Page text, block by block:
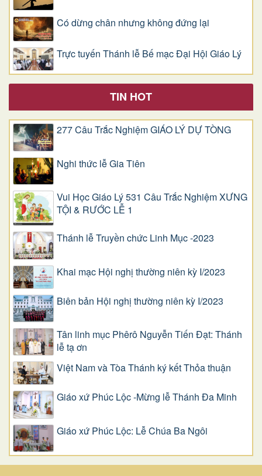
Có dừng chân nhưng không đứng lại
Trực tuyến Thánh lễ Bế mạc Đại Hội Giáo Lý
TIN HOT
277 Câu Trắc Nghiệm GIÁO LÝ DỰ TÒNG
Nghi thức lễ Gia Tiên
Vui Học Giáo Lý 531 Câu Trắc Nghiệm XƯNG
TỘI & RƯỚC LỄ 1
Thánh lễ Truyền chức Linh Mục -2023
Khai mạc Hội nghị thường niên kỳ I/2023
Biên bản Hội nghị thường niên kỳ I/2023
Tân linh mục Phêrô Nguyễn Tiến Đạt: Thánh
lễ tạ ơn
Việt Nam và Tòa Thánh ký kết Thỏa thuận
Giáo xứ Phúc Lộc -Mừng lễ Thánh Đa Minh
Giáo xứ Phúc Lộc: Lễ Chúa Ba Ngôi